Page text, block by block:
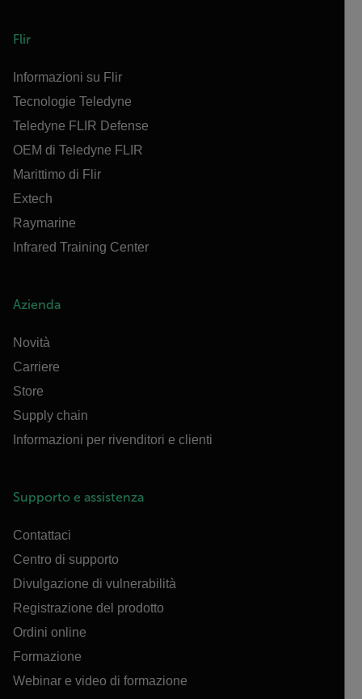
Flir
Informazioni su Flir
Tecnologie Teledyne
Teledyne FLIR Defense
OEM di Teledyne FLIR
Marittimo di Flir
Extech
Raymarine
Infrared Training Center
Azienda
Novità
Carriere
Store
Supply chain
Informazioni per rivenditori e clienti
Supporto e assistenza
Contattaci
Centro di supporto
Divulgazione di vulnerabilità
Registrazione del prodotto
Ordini online
Formazione
Webinar e video di formazione